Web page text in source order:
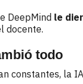
DeepMind le
docente.
todo
constantes, la